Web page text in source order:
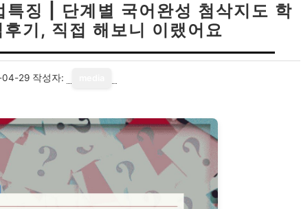
특징 | 단계별 국어완성 첨삭지도 학
기, 직접 해보니 이랬어요
04-29 작성자: